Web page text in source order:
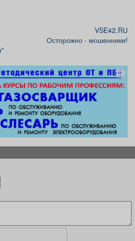
VSE42.RU
Осторожно - мошенники!